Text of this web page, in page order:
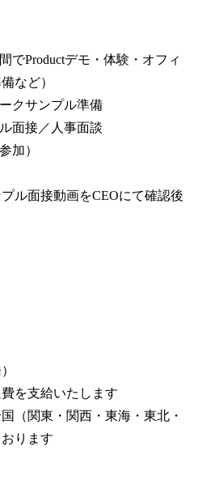
でProductデモ・体験・オフィ
など）
クサンプル準備
面接／人事面談
加）
ル面接動画をCEOにて確認後
を支給いたします
（関東・関西・東海・東北・
ります